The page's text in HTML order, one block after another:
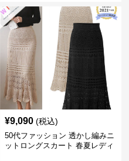
¥9,090 (税込)
50代ファッション 透かし編みニ
ットロングスカート 春夏レディ